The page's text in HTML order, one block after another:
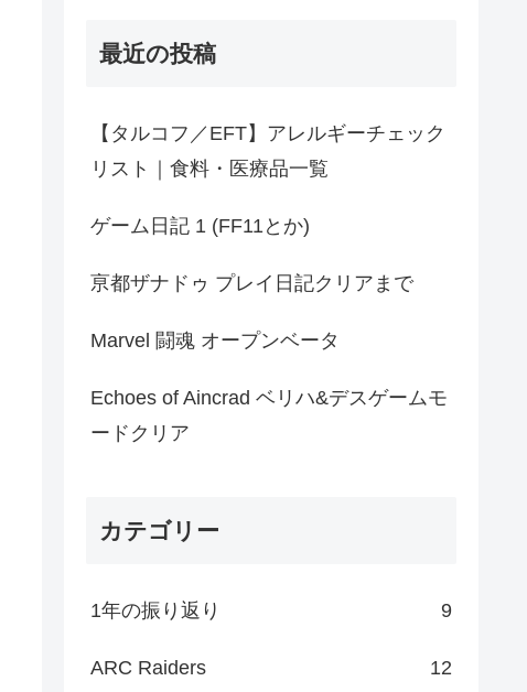
最近の投稿
【タルコフ／EFT】アレルギーチェック
リスト｜食料・医療品一覧
ゲーム日記 1 (FF11とか)
亰都ザナドゥ プレイ日記クリアまで
Marvel 闘魂 オープンベータ
Echoes of Aincrad ベリハ&デスゲームモ
ードクリア
カテゴリー
1年の振り返り 9
ARC Raiders 12